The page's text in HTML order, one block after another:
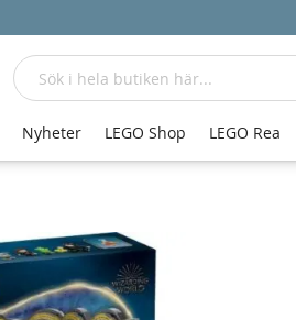
Sök
Nyheter LEGO Shop LEGO Rea